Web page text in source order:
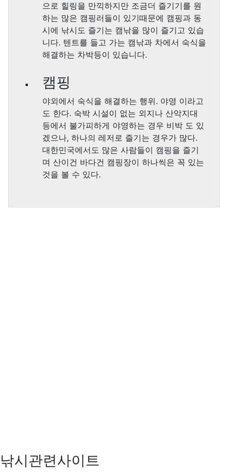
으로 힐링을 만끽하지만 조금더 즐기기를 원
하는 많은 캠핑러들이 있기때문에 캠핑과 동
시에 낚시도 즐기는 캠낚을 많이 즐기고 있습
니다. 텐트를 들고 가는 캠낚과 차에서 숙식을
해결하는 차박등이 있습니다.
캠핑
야외에서 숙식을 해결하는 행위. 야영 이라고
도 한다. 숙박 시설이 없는 외지나 산악지대
등에서 불가피하게 야영하는 경우 비박 도 있
겠으나, 하나의 레저로 즐기는 경우가 많다.
대한민국에서도 많은 사람들이 캠핑을 즐기
며 산이건 바다건 캠핑장이 하나씩은 꼭 있는
것을 볼 수 있다.
낚시관련사이트